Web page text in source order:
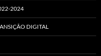
2024
DIGITAL